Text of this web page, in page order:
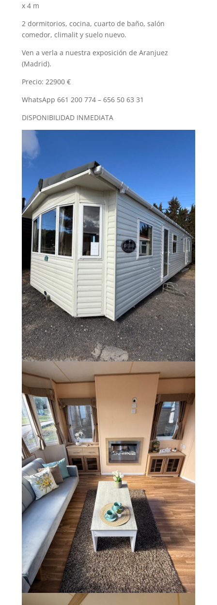
x 4 m
2 dormitorios, cocina, cuarto de baño, salón
comedor, climalit y suelo nuevo.
Ven a verla a nuestra exposición de Aranjuez
(Madrid).
Precio: 22900 €
WhatsApp 661 200 774 – 656 50 63 31
DISPONIBILIDAD INMEDIATA